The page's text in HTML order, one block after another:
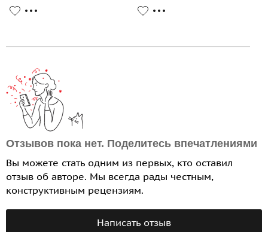
Отзывов пока нет. Поделитесь впечатлениями
Вы можете стать одним из первых, кто оставил
отзыв об авторе. Мы всегда рады честным,
конструктивным рецензиям.
Написать отзыв